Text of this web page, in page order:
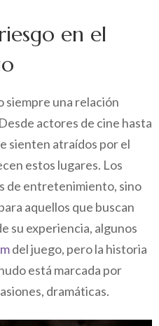
en el
siempre una relación
actores de cine hasta
sienten atraídos por el
estos lugares. Los
de entretenimiento, sino
aquellos que buscan
su experiencia, algunos
del juego, pero la historia
está marcada por
dramáticas.